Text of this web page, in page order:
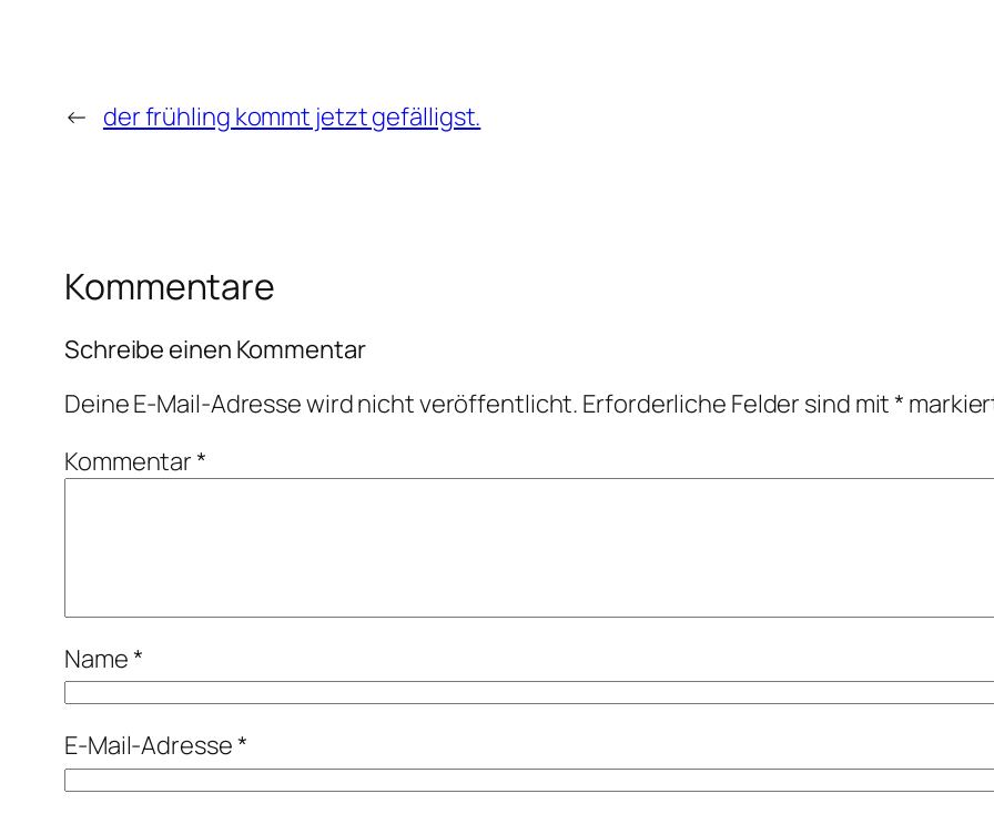
← der frühling kommt jetzt gefälligst.
Kommentare
Schreibe einen Kommentar
Deine E-Mail-Adresse wird nicht veröffentlicht. Erforderliche Felder sind mit*
Kommentar*
Name*
E-Mail-Adresse*